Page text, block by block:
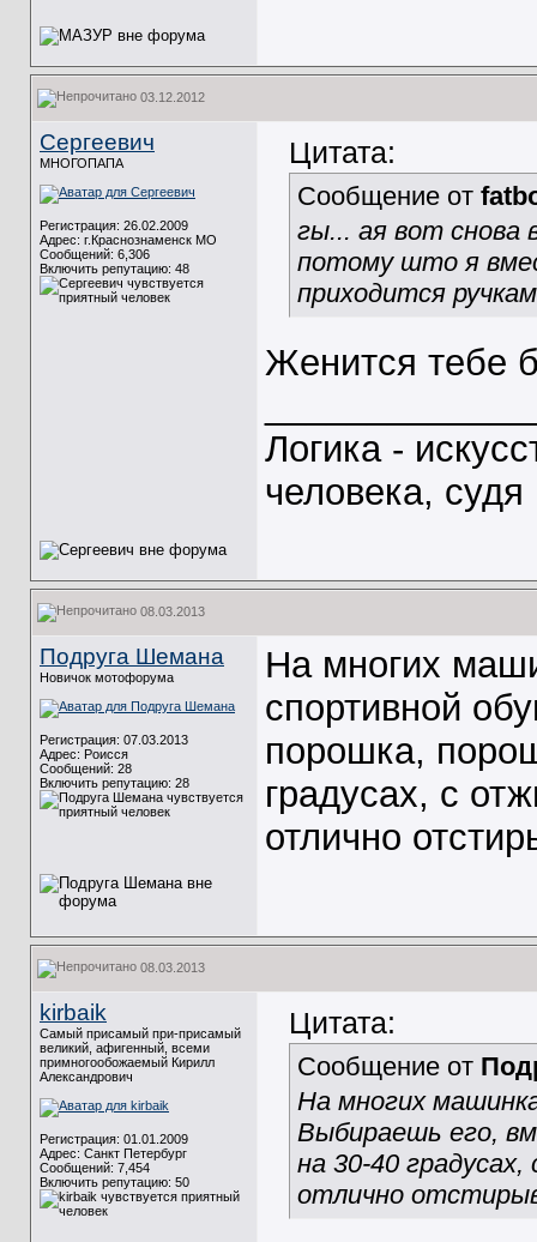
03.12.2012
Сергеевич
МНОГОПАПА
Регистрация: 26.02.2009
Адрес: г.Краснознаменск МО
Сообщений: 6,306
Включить репутацию: 48
Цитата:
Сообщение от
гы... ая вот снова
потому што я
приходится
Женится тебе
Логика -
человека,
08.03.2013
Подруга Шемана
Новичок мотофорума
Регистрация: 07.03.2013
Адрес: Роисся
Сообщений: 28
Включить репутацию: 28
На многих
спортивной
порошка,
градусах, с
отлично
08.03.2013
kirbaik
Самый присамый при-присамый
великий, афигенный, всеми
примногообожаемый Кирилл
Александрович
Регистрация: 01.01.2009
Адрес: Санкт Петербург
Сообщений: 7,454
Включить репутацию: 50
Цитата:
Сообщение от
На многих
Выбираешь его,
на 30-40
отлично